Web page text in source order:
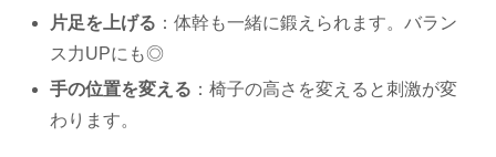
片足を上げる ：体幹も一緒に鍛えられます。バラン
ス力UPにも◎
手の位置を変える ：椅子の高さを変えると刺激が変
わります。